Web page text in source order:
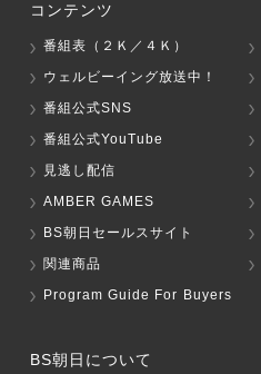
コンテンツ
番組表（２Ｋ／４Ｋ）
ウェルビーイング放送中！
番組公式SNS
番組公式YouTube
見逃し配信
AMBER GAMES
BS朝日セールスサイト
関連商品
Program Guide For Buyers
BS朝日について